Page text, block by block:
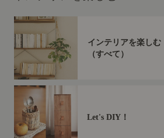
インテリアを楽しむ
（すべて）
Let's DIY！